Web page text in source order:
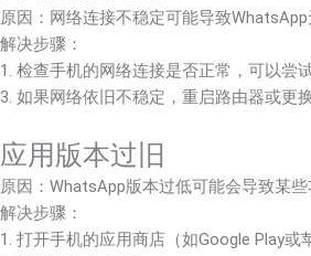
原因：网络连接不稳定可能导致WhatsApp
解决步骤：
1. 检查手机的网络连接是否正常，可以尝
3. 如果网络依旧不稳定，重启路由器或更换
应用版本过旧
原因：WhatsApp版本过低可能会导致某些
解决步骤：
1. 打开手机的应用商店（如Google Play或